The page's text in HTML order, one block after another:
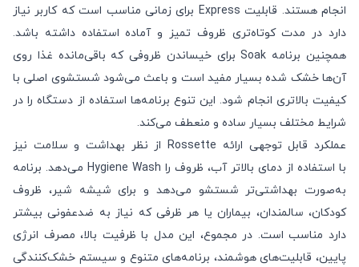
انجام هستند. قابلیت Express برای زمانی مناسب است که کاربر نیاز
دارد در مدت کوتاه‌تری ظروف تمیز و آماده استفاده داشته باشد.
همچنین برنامه Soak برای خیساندن ظروفی که باقی‌مانده غذا روی
آن‌ها خشک شده بسیار مفید است و باعث می‌شود شستشوی اصلی با
کیفیت بالاتری انجام شود. این تنوع برنامه‌ها استفاده از دستگاه را در
شرایط مختلف بسیار ساده و منعطف می‌کند.
از نظر بهداشت و سلامت نیز Rossette عملکرد قابل توجهی ارائه
می‌دهد. برنامه Hygiene Wash با استفاده از دمای بالاتر آب، ظروف را
به‌صورت بهداشتی‌تر شستشو می‌دهد و برای شیشه شیر، ظروف
کودکان، سالمندان، بیماران یا هر ظرفی که نیاز به ضدعفونی بیشتر
دارد مناسب است. در مجموع، این مدل با ظرفیت بالا، مصرف انرژی
پایین، قابلیت‌های هوشمند، برنامه‌های متنوع و سیستم خشک‌کنندگی